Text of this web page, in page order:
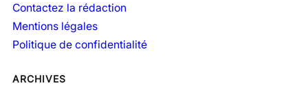
Contactez la rédaction
Mentions légales
Politique de confidentialité
ARCHIVES